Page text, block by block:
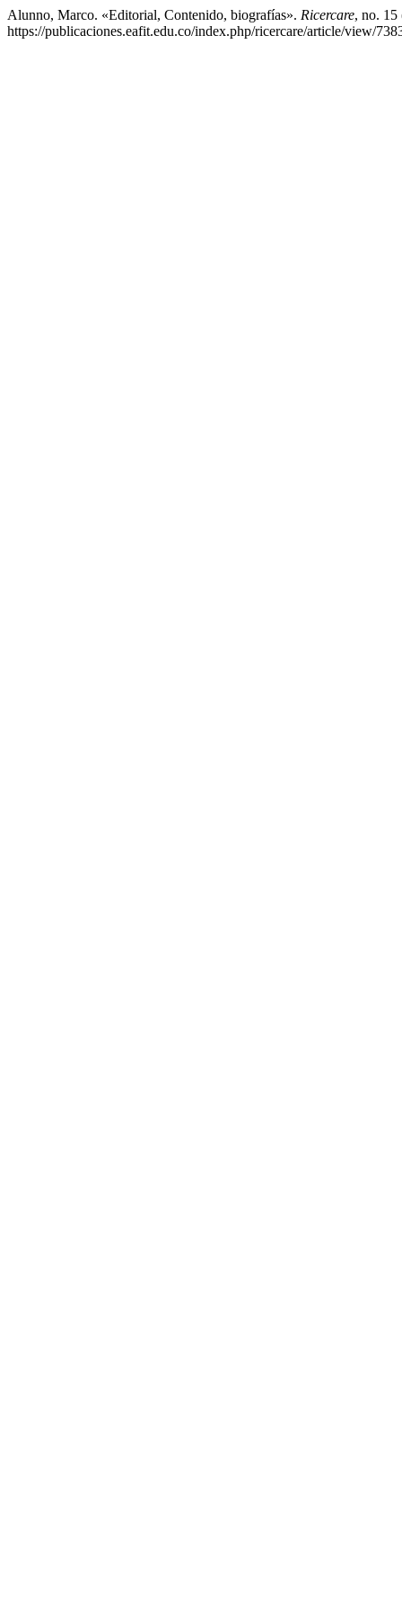
Alunno, Marco. «Editorial, Contenido, biografías». Ricercare, no. 15
https://publicaciones.eafit.edu.co/index.php/ricercare/article/view/